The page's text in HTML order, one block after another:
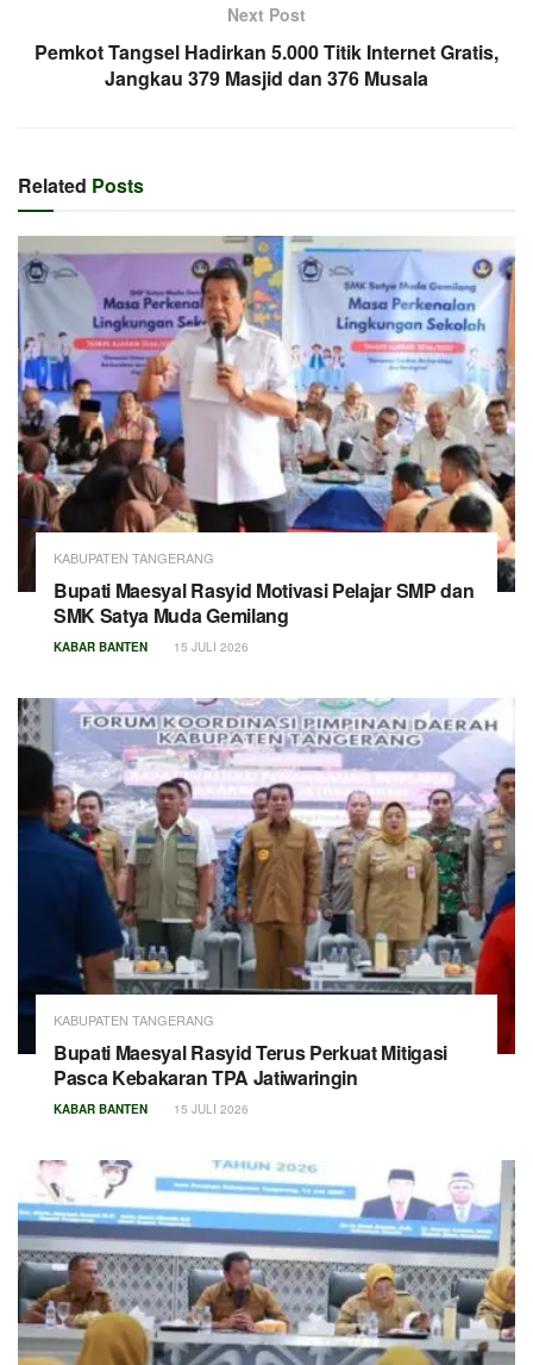
Next Post
Pemkot Tangsel Hadirkan 5.000 Titik Internet Gratis,
Jangkau 379 Masjid dan 376 Musala
Related Posts
KABUPATEN TANGERANG
Bupati Maesyal Rasyid Motivasi Pelajar SMP dan
SMK Satya Muda Gemilang
KABAR BANTEN 15 JULI 2026
KABUPATEN TANGERANG
Bupati Maesyal Rasyid Terus Perkuat Mitigasi
Pasca Kebakaran TPA Jatiwaringin
KABAR BANTEN 15 JULI 2026